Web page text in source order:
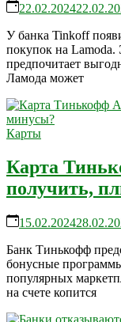
22.02.2024
У банка Tinkoff
покупок на Lamoda.
предпочитает
Ламода может
Карты
Карта
получить,
15.02.2024
Банк Тинькофф
бонусные
популярных
на счете копится